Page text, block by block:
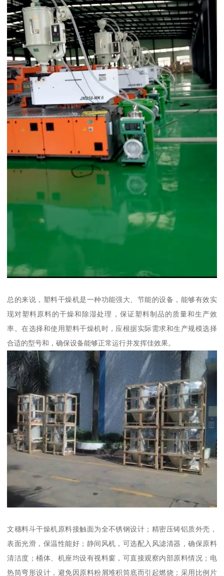
总的来说，塑料干燥机是一种功能强大、节能的设备，能够有效实
现对塑料原料的干燥和除湿处理，保证塑料制品的质量和生产效
率。在选择和使用塑料干燥机时，应根据实际需求和生产规模选择
合适的型号和，确保设备能够正常运行并发挥佳效果。
文穗料斗干燥机原料接触面为全不锈钢设计；精密压铸铝质外壳，
表面光滑，保温性能好；静间风机，可选配入风滤清器，确保原料
清洁度；桶体、机座均设有视料窗，可直接观察内部原料情况；电
热筒弯形设计，避免因原料粉屑堆积筒底而引起燃烧；采用比例片